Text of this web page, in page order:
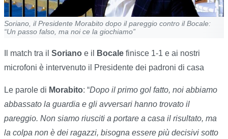
Soriano, il Presidente Morabito dopo il pareggio contro il Bocale:
“Un passo falso, ma noi ce la giochiamo”
Il match tra il Soriano e il Bocale finisce 1-1 e ai nostri
microfoni è intervenuto il Presidente dei padroni di casa
Le parole di Morabito: “Dopo il primo gol fatto, noi abbiamo
abbassato la guardia e gli avversari hanno trovato il
pareggio. Non siamo riusciti a portare a casa il risultato, ma
la colpa non è dei ragazzi, bisogna essere più decisivi sotto